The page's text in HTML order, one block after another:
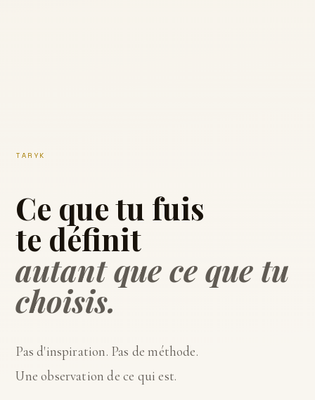
TARYK
Ce que tu fuis
te définit
autant que ce que tu
choisis.
Pas d'inspiration. Pas de méthode.
Une observation de ce qui est.